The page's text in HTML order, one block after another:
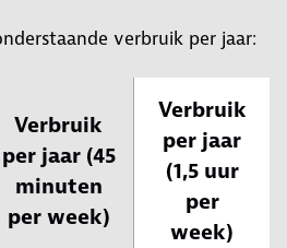
verbruik per jaar:
Verbruik
per jaar (45
minuten
per week)
Verbruik
per jaar
(1,5 uur
per
week)